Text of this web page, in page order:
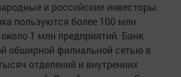
и российские инвесторы.
пользуются более 100 млн
1 млн предприятий. Банк
обширной филиальной сетью в
отделений и внутренних